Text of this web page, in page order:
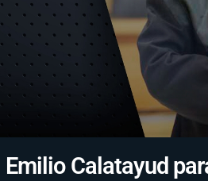
Calatayud